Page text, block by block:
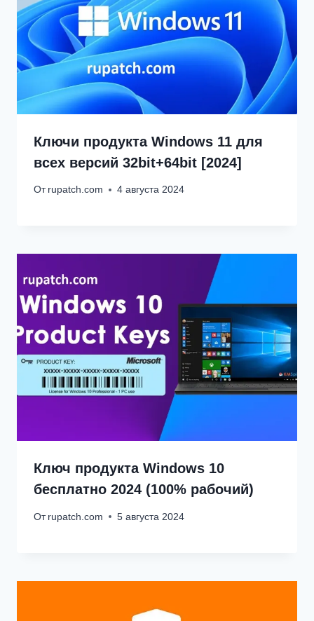
Ключи продукта Windows 11 для
всех версий 32bit+64bit [2024]
От rupatch.com 4 августа 2024
Ключ продукта Windows 10
бесплатно 2024 (100% рабочий)
От rupatch.com 5 августа 2024